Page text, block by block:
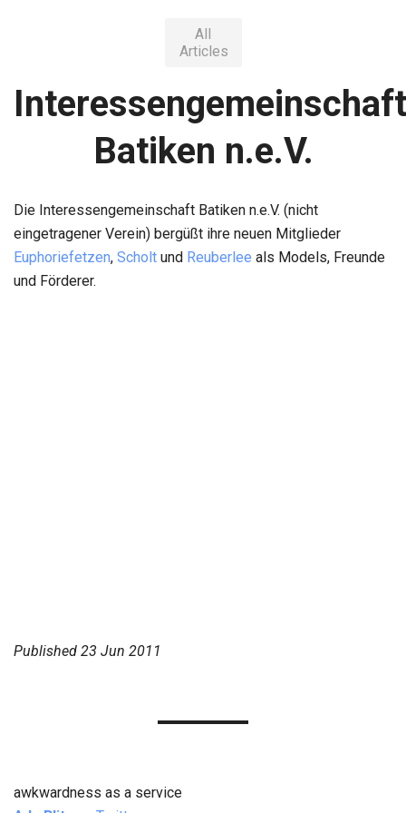
All
Articles
Interessengemeinschaft
Batiken n.e.V.
Die Interessengemeinschaft Batiken n.e.V. (nicht
eingetragener Verein) bergüßt ihre neuen Mitglieder
Euphoriefetzen, Scholt und Reuberlee als Models, Freunde
und Förderer.
Published 23 Jun 2011
awkwardness as a service